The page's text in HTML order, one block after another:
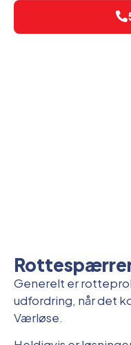
Generelt er
udfordring, når det
Værløse.